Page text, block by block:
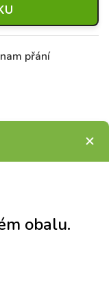
přání
obalu.